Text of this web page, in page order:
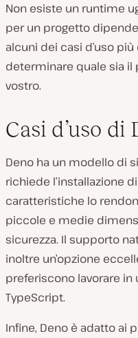
Non esiste un runtime
per un progetto
alcuni dei casi d’uso
determinare quale sia il
vostro.
Casi d’uso di
Deno ha un modello di
richiede l’installazione
caratteristiche lo
piccole e medie
sicurezza. Il supporto
inoltre un’opzione
preferiscono lavorare
TypeScript.
Infine, Deno è adatto ai